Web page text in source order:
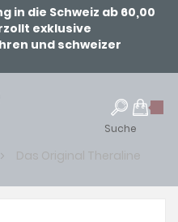
in die Schweiz ab 60,00
exklusive
und schweizer
Suche
Das Original Theraline